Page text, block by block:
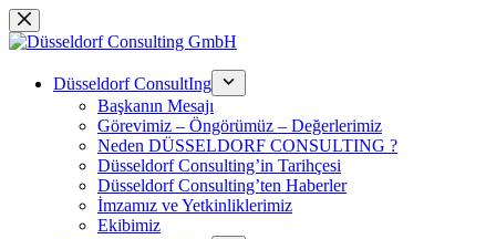
Skip
to
Düsseldorf ConsultIng
Başkanın Mesajı
Görevimiz – Öngörümüz – Değerlerimiz
Neden DÜSSELDORF CONSULTING ?
Düsseldorf Consulting’in Tarihçesi
Düsseldorf Consulting’ten Haberler
İmzamız ve Yetkinliklerimiz
Ekibimiz